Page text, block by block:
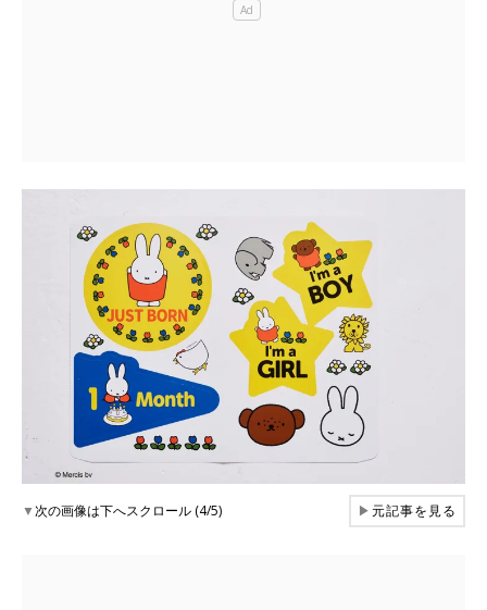
▼次の画像は下へスクロール (4/5) ▶元記事を見る